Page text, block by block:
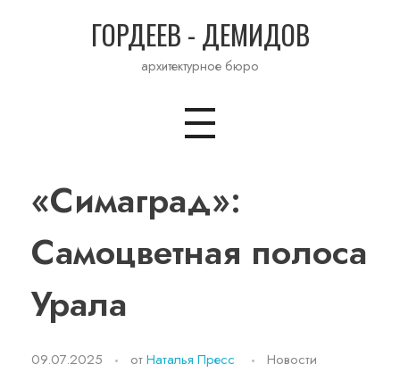
ГОРДЕЕВ - ДЕМИДОВ
архитектурное бюро
«Симаград»:
Самоцветная полоса
Урала
09.07.2025 отНаталья Пресс Новости